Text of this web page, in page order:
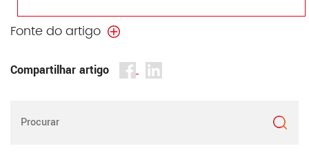
Fonte do artigo
Compartilhar artigo